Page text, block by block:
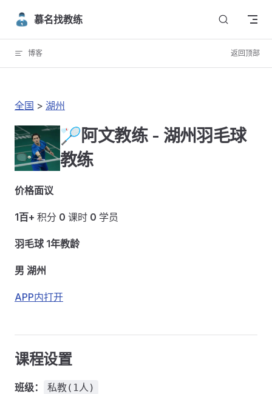
Skip to content
慕名找教练
博客 返回顶部
全国 > 湖州
🏸阿文教练 - 湖州羽毛球
教练
价格面议
1百+ 积分 0 课时 0 学员
羽毛球 1年教龄
男 湖州
APP内打开
课程设置
班级： 私教(1人)